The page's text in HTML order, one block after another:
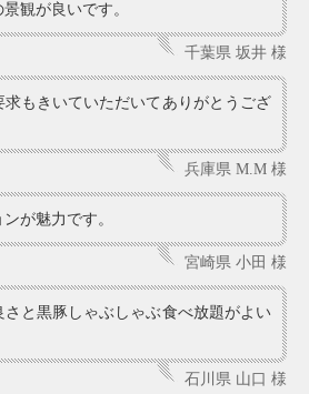
観が良いです。
千葉県 坂井 様
もきいていただいてありがとうござ
兵庫県 M.M 様
が魅力です。
宮崎県 小田 様
と黒豚しゃぶしゃぶ食べ放題がよい
石川県 山口 様